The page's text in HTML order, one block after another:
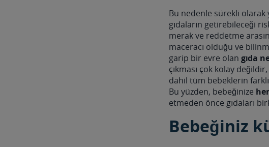
Bu nedenle sürekli olarak
gıdaların getirebileceği
merak ve reddetme
maceracı olduğu ve
garip bir evre olan gıda
çıkması çok kolay
dahil tüm bebeklerin
Bu yüzden, bebeğinize
etmeden önce gıdaları
Bebeğiniz